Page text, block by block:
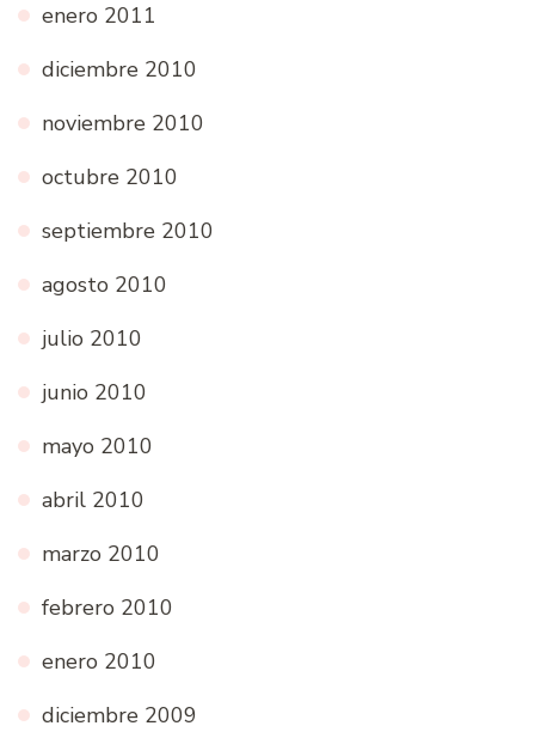
enero 2011
diciembre 2010
noviembre 2010
octubre 2010
septiembre 2010
agosto 2010
julio 2010
junio 2010
mayo 2010
abril 2010
marzo 2010
febrero 2010
enero 2010
diciembre 2009